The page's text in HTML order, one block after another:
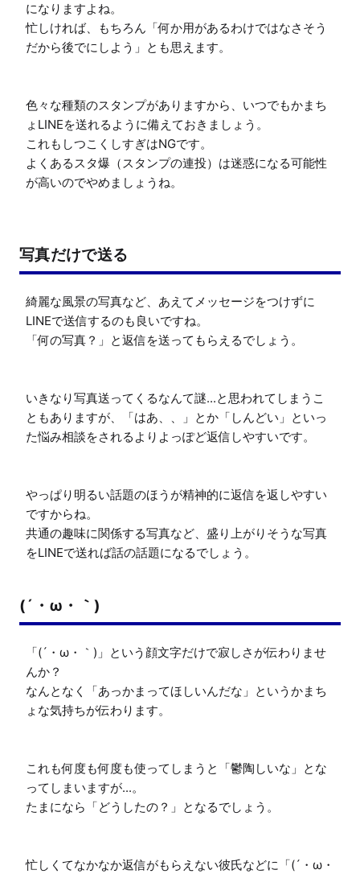
になりますよね。
忙しければ、もちろん「何か用があるわけではなさそう
だから後でにしよう」とも思えます。
色々な種類のスタンプがありますから、いつでもかまち
ょLINEを送れるように備えておきましょう。
これもしつこくしすぎはNGです。
よくあるスタ爆（スタンプの連投）は迷惑になる可能性
が高いのでやめましょうね。
写真だけで送る
綺麗な風景の写真など、あえてメッセージをつけずに
LINEで送信するのも良いですね。
「何の写真？」と返信を送ってもらえるでしょう。
いきなり写真送ってくるなんて謎...と思われてしまうこ
ともありますが、「はあ、、」とか「しんどい」といっ
た悩み相談をされるよりよっぽど返信しやすいです。
やっぱり明るい話題のほうが精神的に返信を返しやすい
ですからね。
共通の趣味に関係する写真など、盛り上がりそうな写真
をLINEで送れば話の話題になるでしょう。
(´・ω・｀)
「(´・ω・｀)」という顔文字だけで寂しさが伝わりませ
んか？
なんとなく「あっかまってほしいんだな」というかまち
ょな気持ちが伝わります。
これも何度も何度も使ってしまうと「鬱陶しいな」とな
ってしまいますが...。
たまになら「どうしたの？」となるでしょう。
忙しくてなかなか返信がもらえない彼氏などに「(´・ω・